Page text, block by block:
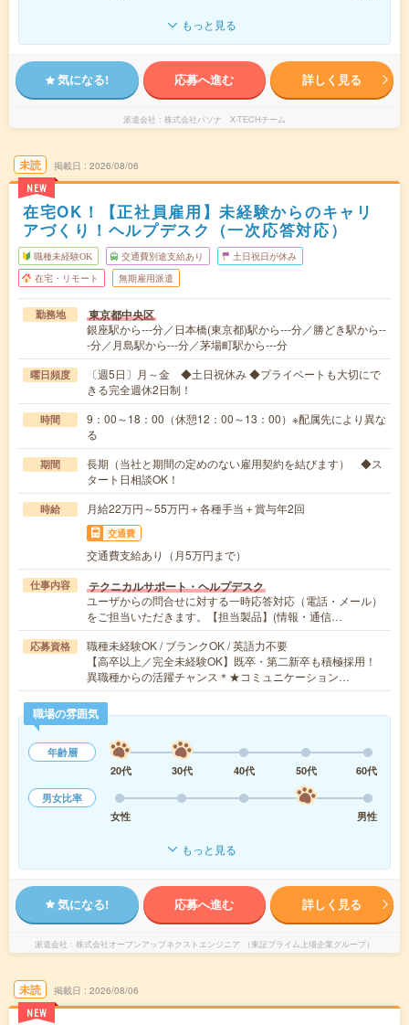
もっと見る
気になる! 応募へ進む 詳しく見る
派遣会社 株式会社パソナ X-TECHチーム
未読
NEW
掲載日 2026/08/06
在宅OK！【正社員雇用】未経験からのキャリ
アづくり！ヘルプデスク（一次応答対応）
職種未経験OK 交通費別途支給あり 土日祝日が休み
在宅・リモート 無期雇用派遣
勤務地 東京都中央区
銀座駅から---分／日本橋(東京都)駅から---分／勝どき駅から--
-分／月島駅から---分／茅場町駅から---分
曜日頻度
〔週5日〕月～金 ◆土日祝休み ◆プライベートも大切にで
きる完全週休2日制！
時間
9：00～18：00（休憩12：00～13：00）※配属先により異な
る
期間
長期（当社と期間の定めのない雇用契約を結びます） ◆ス
タート日相談OK！
時給 月給22万円～55万円＋各種手当＋賞与年2回
交通費
交通費支給あり（月5万円まで）
仕事内容 テクニカルサポート・ヘルプデスク
ユーザからの問合せに対する一時応答対応（電話・メール）
をご担当いただきます。【担当製品】(情報・通信…
応募資格
職種未経験OK / ブランクOK / 英語力不要
【高卒以上／完全未経験OK】既卒・第二新卒も積極採用！
異職種からの活躍チャンス＊★コミュニケーション…
職場の雰囲気
年齢層
20代
30代 40代 50代
60代
男女比率
女性
男性
もっと見る
気になる! 応募へ進む 詳しく見る
派遣会社 株式会社オープンアップネクストエンジニア （東証プライム上場企業グループ）
未読
NEW
掲載日 2026/08/06